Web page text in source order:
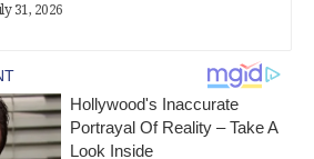
31, 2026